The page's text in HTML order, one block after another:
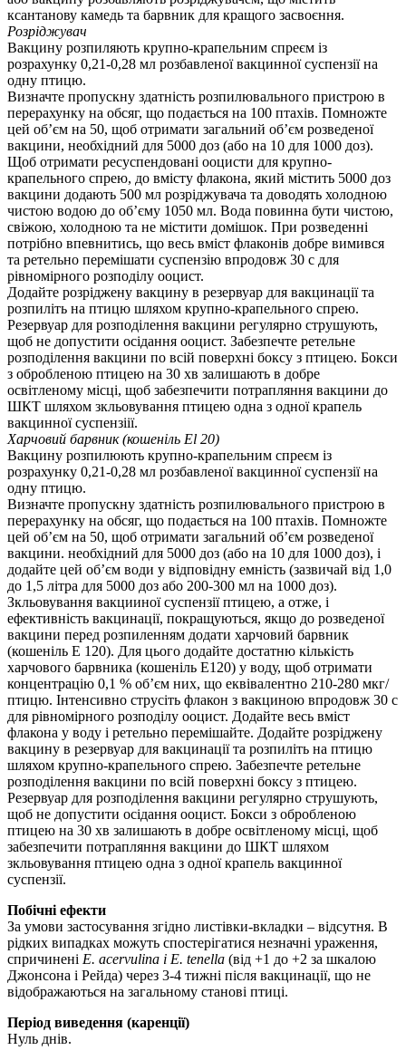
ксантанову камедь та барвник для кращого засвоєння.
Розрiджувач
Вакцину розпиляють крупно-крапельним спреєм iз
розрахунку 0,21-0,28 мл розбавленої вакцинної суспензiї на
одну птицю.
Визначте пропускну здатнiсть розпилювального пристрою в
перерахунку на обсяг, що подається на 100 птахiв. Помножте
цей об’єм на 50, щоб отримати загальний об’єм розведеної
вакцини, необхiдний для 5000 доз (або на 10 для 1000 доз).
Щоб отримати ресуспендованi ооцисти для крупно-
крапельного спрею, до вмiсту флакона, який мiстить 5000 доз
вакцини додають 500 мл розрiджувача та доводять холодною
чистою водою до об’єму 1050 мл. Вода повинна бути чистою,
свiжою, холодною та не мiстити домiшок. При розведеннi
потрiбно впевнитись, що весь вмiст флаконiв добре вимився
та ретельно перемiшати суспензiю впродовж 30 с для
рiвномiрного розподілу ооцист.
Додайте розрiджену вакцину в резервуар для вакцинацiї та
розпилiть на птицю шляхом крупно­-крапельного спрею.
Резервуар для розподiлення вакцини регулярно струшують,
щоб не допустити осiдання ооцист. Забезпечте ретельне
розподiлення вакцини по всiй поверхнi боксу з птицею. Бокси
з обробленою птицею на 30 хв залишають в добре
освiтленому мiсцi, щоб забезпечити потрапляння вакцини до
ШКТ шляхом зкльовування птицею одна з одної крапель
вакцинної суспензiiї.
Харчовий барвник (кошенiль El 20)
Вакцину розпилюють крупно-крапельним спреєм iз
розрахунку 0,21-0,28 мл розбавленої вакцинної суспензiї на
одну птицю.
Визначте пропускну здатнiсть розпилювального пристрою в
перерахунку на обсяг, що подається на 100 птахiв. Помножте
цей об’єм на 50, щоб отримати загальний об’єм розведеної
вакцини. необхiдний для 5000 доз (або на 10 для 1000 доз), i
додайте цей об’єм води у вiдповiдну емнiсть (зазвичай вiд 1,0
до 1,5 лiтра для 5000 доз або 200-300 мл на 1000 доз).
Зкльовування вакцииної суспензiї птицею, а отже, i
ефективнiсть вакцинацiї, покращуються, якщо до розведеної
вакцини перед розпиленням додати харчовий барвник
(кошенiль Е 120). Для цього додайте достатню кiлькiсть
харчового барвника (кошенiль Е120) у воду, щоб отримати
концентрацiю 0,1 % об’єм них, що еквiвалентно 210-280 мкг/
птицю. Iнтенсивно струсiть флакон з вакциною впродовж 30 с
для рiвномiрного розподiлу ооцист. Додайте весь вмiст
флакона у воду i ретельно перемiшайте. Додайте розрiджену
вакцину в резервуар для вакцинацiї та розпилiть на птицю
шляхом крупно-крапельного спрею. Забезпечте ретельне
розподiлення вакцини по всiй поверхнi боксу з птицею.
Резервуар для розподiлення вакцини регулярно струшують,
щоб не допустити осiдання ооцист. Бокси з обробленою
птицею на 30 хв залишають в добре освiтленому мiсцi, щоб
забезпечити потрапляння вакцини до ШКТ шляхом
зкльовування птицею одна з одної крапель вакцинної
суспензiї.
Побічні ефекти
За умови застосування згідно листівки-вкладки – відсутня. В
рідких випадках можуть спостерігатися незначні ураження,
спричинені Е. acervulina і Е. tenella (від +1 до +2 за шкалою
Джонсона і Рейда) через 3-4 тижні після вакцинації, що не
відображаються на загальному станові птиці.
Період виведення (каренції)
Нуль днів.